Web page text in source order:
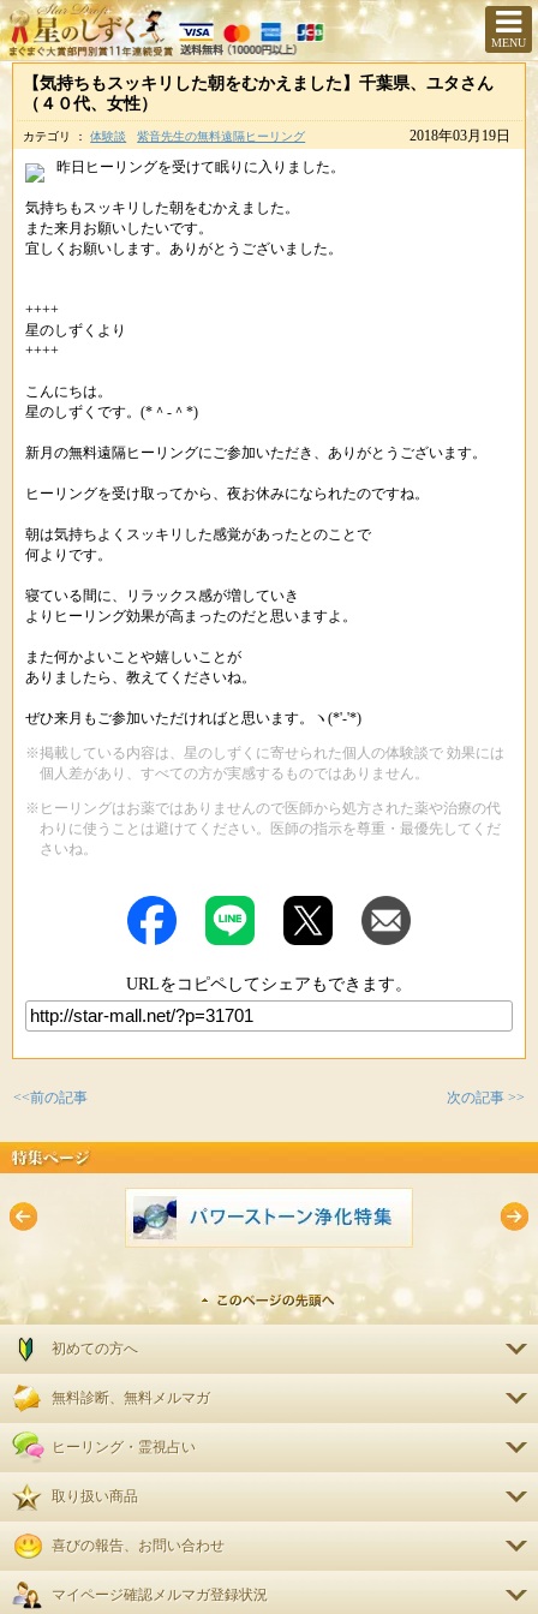
MENU
【気持ちもスッキリした朝をむかえました】千葉県、ユタさん
（４０代、女性）
カテゴリ ：体験談 紫音先生の無料遠隔ヒーリング
2018年03月19日
昨日ヒーリングを受けて眠りに入りました。
気持ちもスッキリした朝をむかえました。
また来月お願いしたいです。
宜しくお願いします。ありがとうございました。
++++
星のしずくより
++++
こんにちは。
星のしずくです。(*＾-＾*)
新月の無料遠隔ヒーリングにご参加いただき、ありがとうございます。
ヒーリングを受け取ってから、夜お休みになられたのですね。
朝は気持ちよくスッキリした感覚があったとのことで
何よりです。
寝ている間に、リラックス感が増していき
よりヒーリング効果が高まったのだと思いますよ。
また何かよいことや嬉しいことが
ありましたら、教えてくださいね。
ぜひ来月もご参加いただければと思います。ヽ(*'-'*)
※掲載している内容は、星のしずくに寄せられた個人の体験談で 効果には
個人差があり、すべての方が実感するものではありません。
※ヒーリングはお薬ではありませんので医師から処方された薬や治療の代
わりに使うことは避けてください。医師の指示を尊重・最優先してくだ
さいね。
URLをコピペしてシェアもできます。
<<前の記事 次の記事 >>
初めての方へ
無料診断、無料メルマガ
ヒーリング・霊視占い
取り扱い商品
喜びの報告、お問い合わせ
マイページ確認 メルマガ登録状況